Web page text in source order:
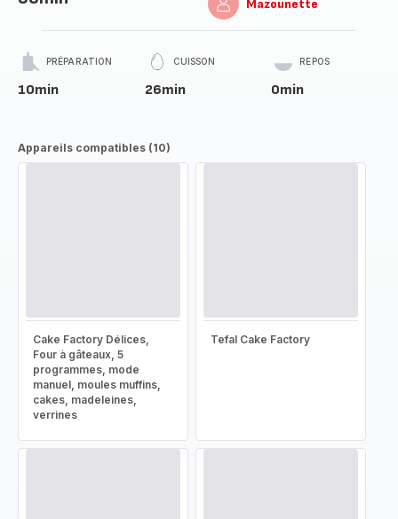
Mazounette
PRÉPARATION
10min
CUISSON
26min
REPOS
0min
Appareils compatibles (10)
Cake Factory Délices,
Four à gâteaux, 5
programmes, mode
manuel, moules muffins,
cakes, madeleines,
verrines
Tefal Cake Factory